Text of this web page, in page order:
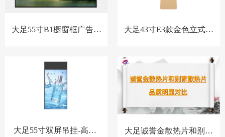
大足55寸B1橱窗框广告机
大足43寸E3款金色立式橱
大足55寸双屏吊挂-高亮-
大足诚誉金散热片和别家